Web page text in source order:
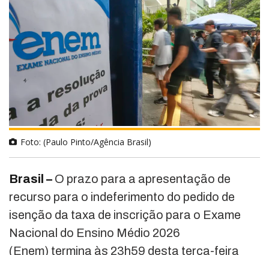
Foto: (Paulo Pinto/Agência Brasil)
Brasil – O prazo para a apresentação de
recurso para o indeferimento do pedido de
isenção da taxa de inscrição para o Exame
Nacional do Ensino Médio 2026
(Enem) termina às 23h59 desta terça-feira